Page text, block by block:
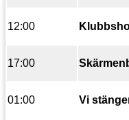
12:00
17:00
01:00 Vi